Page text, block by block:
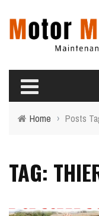
Home › Posts
TAG: